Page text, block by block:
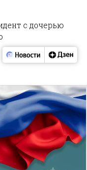
с дочерью